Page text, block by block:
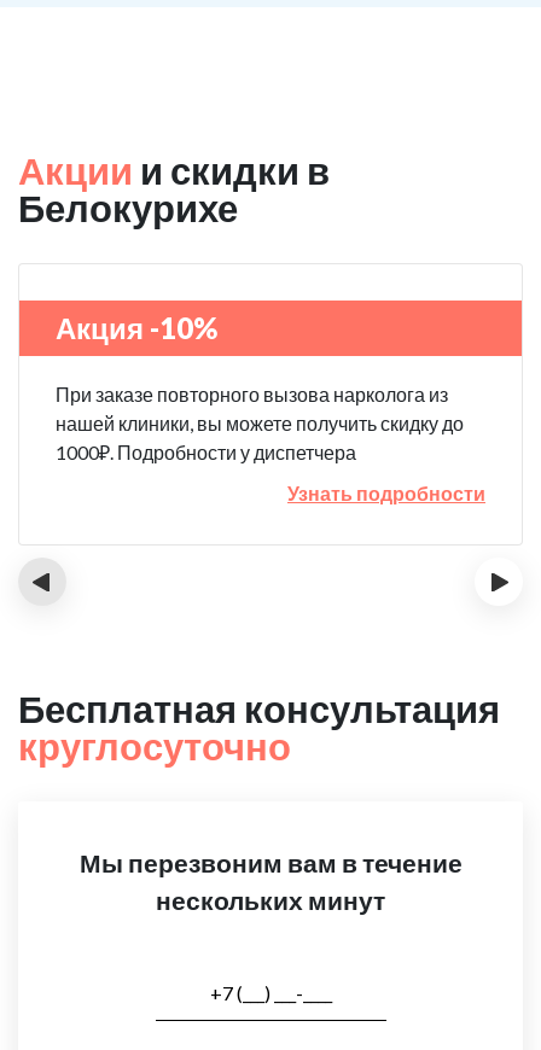
Акции и скидки в
Белокурихе
Акция -10%
При заказе повторного вызова нарколога из
нашей клиники, вы можете получить скидку до
1000₽. Подробности у диспетчера
Узнать подробности
‹ ›
Бесплатная консультация
круглосуточно
Мы перезвоним вам в течение
нескольких минут